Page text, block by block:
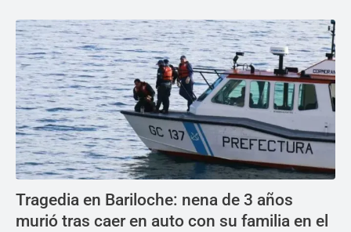
Tragedia en Bariloche: nena de 3 años
murió tras caer en auto con su familia en el